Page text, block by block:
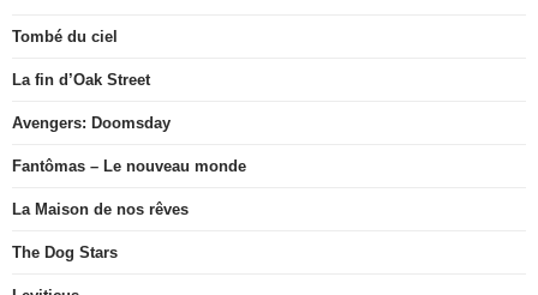
Tombé du ciel
La fin d’Oak Street
Avengers: Doomsday
Fantômas – Le nouveau monde
La Maison de nos rêves
The Dog Stars